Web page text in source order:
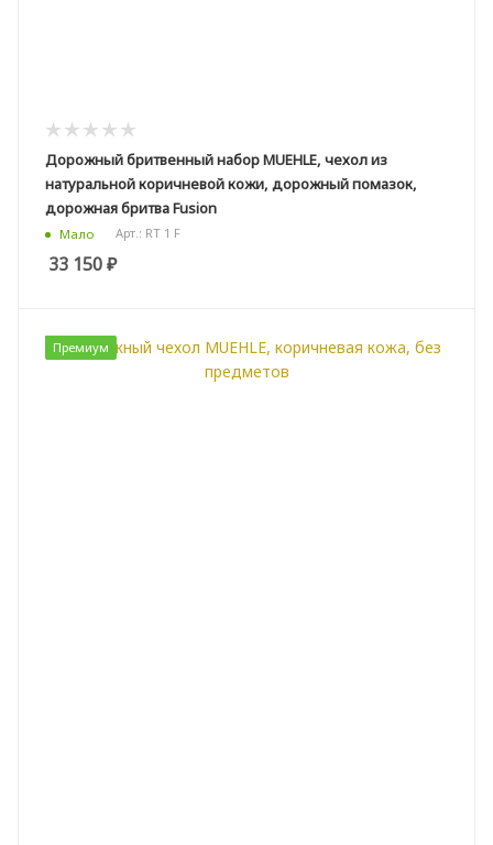
Дорожный бритвенный набор MUEHLE, чехол из
натуральной коричневой кожи, дорожный помазок,
дорожная бритва Fusion
Мало Арт.: RT 1 F
33 150₽
Премиум